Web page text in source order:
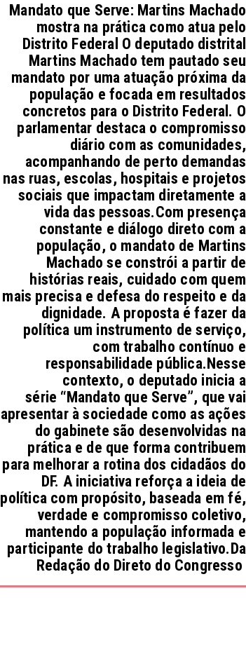
Mandato que Serve: Martins Machado
mostra na prática como atua pelo
Distrito Federal O deputado distrital
Martins Machado tem pautado seu
mandato por uma atuação próxima da
população e focada em resultados
concretos para o Distrito Federal. O
parlamentar destaca o compromisso
diário com as comunidades,
acompanhando de perto demandas
nas ruas, escolas, hospitais e projetos
sociais que impactam diretamente a
vida das pessoas.Com presença
constante e diálogo direto com a
população, o mandato de Martins
Machado se constrói a partir de
histórias reais, cuidado com quem
mais precisa e defesa do respeito e da
dignidade. A proposta é fazer da
política um instrumento de serviço,
com trabalho contínuo e
responsabilidade pública.Nesse
contexto, o deputado inicia a
série “Mandato que Serve”, que vai
apresentar à sociedade como as ações
do gabinete são desenvolvidas na
prática e de que forma contribuem
para melhorar a rotina dos cidadãos do
DF. A iniciativa reforça a ideia de
política com propósito, baseada em fé,
verdade e compromisso coletivo,
mantendo a população informada e
participante do trabalho legislativo.Da
Redação do Direto do Congresso